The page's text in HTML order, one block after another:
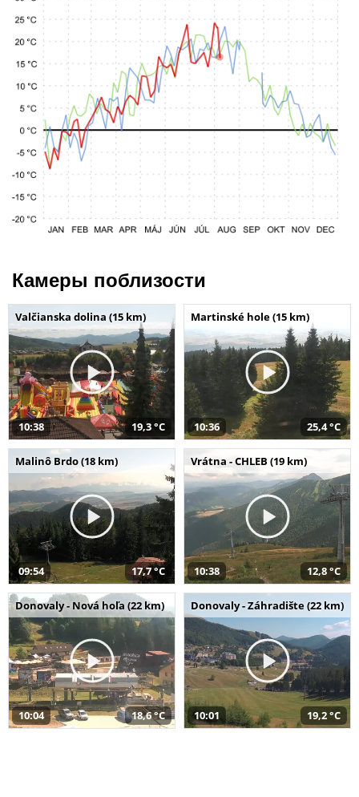
Камеры поблизости
Valčianska dolina (15 km)
10:38 19,3 °C
Martinské hole (15 km)
10:36 25,4 °C
Malinô Brdo (18 km)
09:54 17,7 °C
Vrátna - CHLEB (19 km)
10:38 12,8 °C
Donovaly - Nová hoľa (22 km)
10:04 18,6 °C
Donovaly - Záhradište (22 km)
10:01 19,2 °C